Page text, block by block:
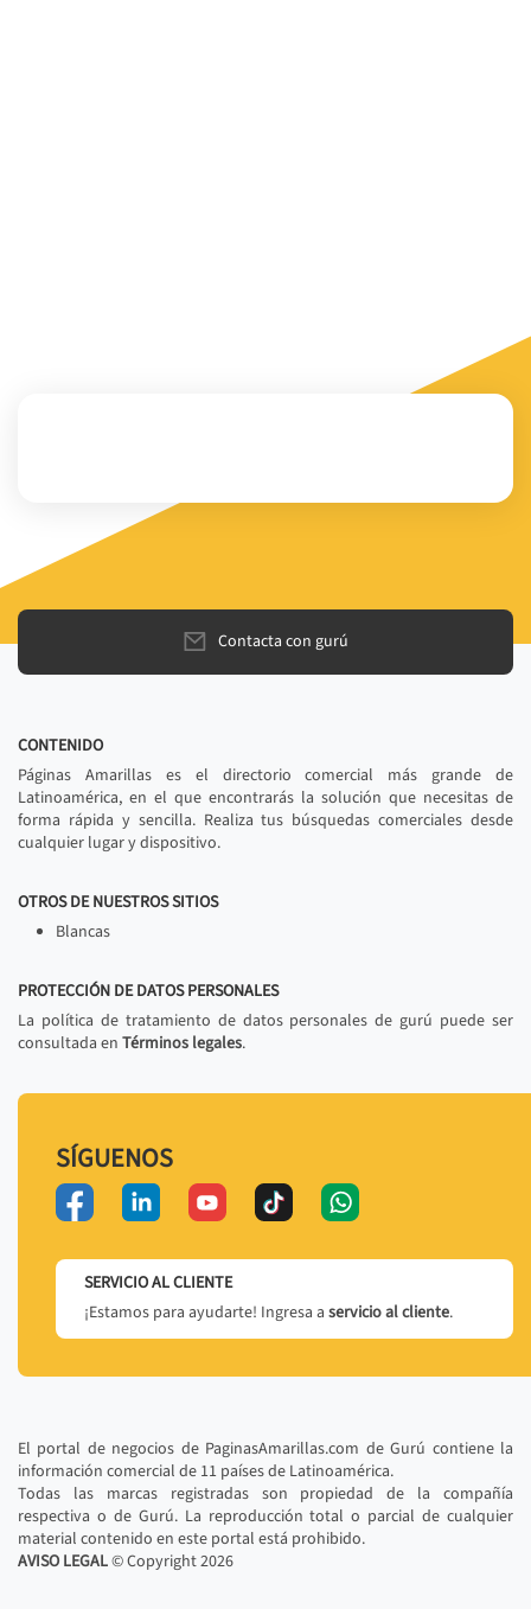
Contacta con gurú
CONTENIDO
Páginas Amarillas es el directorio comercial más grande de
Latinoamérica, en el que encontrarás la solución que necesitas de
forma rápida y sencilla. Realiza tus búsquedas comerciales desde
cualquier lugar y dispositivo.
OTROS DE NUESTROS SITIOS
Blancas
PROTECCIÓN DE DATOS PERSONALES
La política de tratamiento de datos personales de gurú puede ser
consultada en Términos legales.
SÍGUENOS
SERVICIO AL CLIENTE
¡Estamos para ayudarte! Ingresa a servicio al cliente.
El portal de negocios de PaginasAmarillas.com de Gurú contiene la
información comercial de 11 países de Latinoamérica.
Todas las marcas registradas son propiedad de la compañía
respectiva o de Gurú. La reproducción total o parcial de cualquier
material contenido en este portal está prohibido.
AVISO LEGAL© Copyright2026